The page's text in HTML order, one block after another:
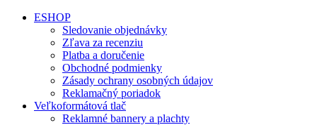
ESHOP
Sledovanie objednávky
Zľava za recenziu
Platba a doručenie
Obchodné podmienky
Zásady ochrany osobných údajov
Reklamačný poriadok
Veľkoformátová tlač
Reklamné bannery a plachty